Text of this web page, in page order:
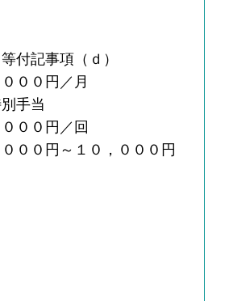
付記事項（ｄ）
００円／月
手当
００円／回
００円～１０，０００円